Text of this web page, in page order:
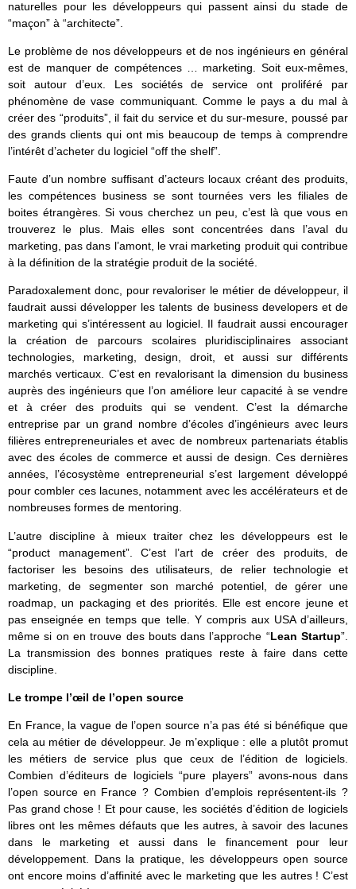
naturelles pour les développeurs qui passent ainsi du stade de
“maçon” à “architecte”.
Le problème de nos développeurs et de nos ingénieurs en général
est de manquer de compétences … marketing. Soit eux-mêmes,
soit autour d’eux. Les sociétés de service ont proliféré par
phénomène de vase communiquant. Comme le pays a du mal à
créer des “produits”, il fait du service et du sur-mesure, poussé par
des grands clients qui ont mis beaucoup de temps à comprendre
l’intérêt d’acheter du logiciel “off the shelf”.
Faute d’un nombre suffisant d’acteurs locaux créant des produits,
les compétences business se sont tournées vers les filiales de
boites étrangères. Si vous cherchez un peu, c’est là que vous en
trouverez le plus. Mais elles sont concentrées dans l’aval du
marketing, pas dans l’amont, le vrai marketing produit qui contribue
à la définition de la stratégie produit de la société.
Paradoxalement donc, pour revaloriser le métier de développeur, il
faudrait aussi développer les talents de business developers et de
marketing qui s’intéressent au logiciel. Il faudrait aussi encourager
la création de parcours scolaires pluridisciplinaires associant
technologies, marketing, design, droit, et aussi sur différents
marchés verticaux. C’est en revalorisant la dimension du business
auprès des ingénieurs que l’on améliore leur capacité à se vendre
et à créer des produits qui se vendent. C’est la démarche
entreprise par un grand nombre d’écoles d’ingénieurs avec leurs
filières entrepreneuriales et avec de nombreux partenariats établis
avec des écoles de commerce et aussi de design. Ces dernières
années, l’écosystème entrepreneurial s’est largement développé
pour combler ces lacunes, notamment avec les accélérateurs et de
nombreuses formes de mentoring.
L’autre discipline à mieux traiter chez les développeurs est le
“product management”. C’est l’art de créer des produits, de
factoriser les besoins des utilisateurs, de relier technologie et
marketing, de segmenter son marché potentiel, de gérer une
roadmap, un packaging et des priorités. Elle est encore jeune et
pas enseignée en temps que telle. Y compris aux USA d’ailleurs,
même si on en trouve des bouts dans l’approche “Lean Startup”.
La transmission des bonnes pratiques reste à faire dans cette
discipline.
Le trompe l’œil de l’open source
En France, la vague de l’open source n’a pas été si bénéfique que
cela au métier de développeur. Je m’explique : elle a plutôt promut
les métiers de service plus que ceux de l’édition de logiciels.
Combien d’éditeurs de logiciels “pure players” avons-nous dans
l’open source en France ? Combien d’emplois représentent-ils ?
Pas grand chose ! Et pour cause, les sociétés d’édition de logiciels
libres ont les mêmes défauts que les autres, à savoir des lacunes
dans le marketing et aussi dans le financement pour leur
développement. Dans la pratique, les développeurs open source
ont encore moins d’affinité avec le marketing que les autres ! C’est